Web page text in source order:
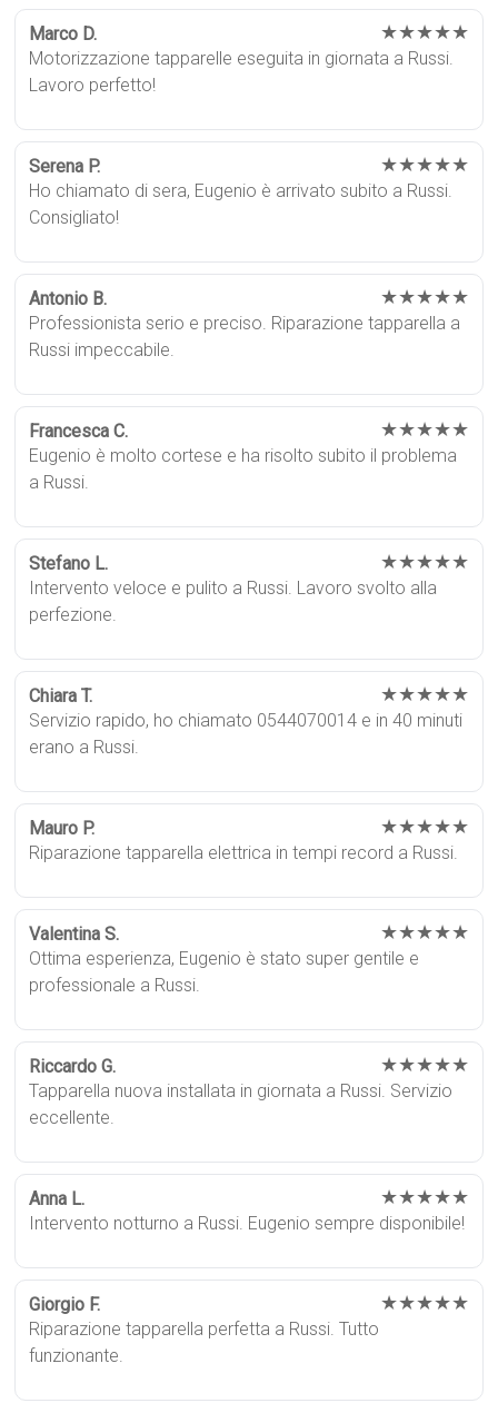
Marco D. ★★★★★
Motorizzazione tapparelle eseguita in giornata a Russi.
Lavoro perfetto!
Serena P. ★★★★★
Ho chiamato di sera, Eugenio è arrivato subito a Russi.
Consigliato!
Antonio B. ★★★★★
Professionista serio e preciso. Riparazione tapparella a
Russi impeccabile.
Francesca C. ★★★★★
Eugenio è molto cortese e ha risolto subito il problema
a Russi.
Stefano L. ★★★★★
Intervento veloce e pulito a Russi. Lavoro svolto alla
perfezione.
Chiara T. ★★★★★
Servizio rapido, ho chiamato 0544070014 e in 40 minuti
erano a Russi.
Mauro P. ★★★★★
Riparazione tapparella elettrica in tempi record a Russi.
Valentina S. ★★★★★
Ottima esperienza, Eugenio è stato super gentile e
professionale a Russi.
Riccardo G. ★★★★★
Tapparella nuova installata in giornata a Russi. Servizio
eccellente.
Anna L. ★★★★★
Intervento notturno a Russi. Eugenio sempre disponibile!
Giorgio F. ★★★★★
Riparazione tapparella perfetta a Russi. Tutto
funzionante.